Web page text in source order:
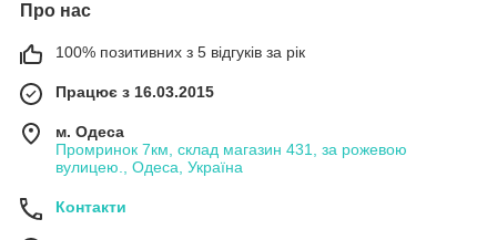
Про нас
100% позитивних з 5 відгуків за рік
Працює з 16.03.2015
м. Одеса
Промринок 7км, склад магазин 431, за рожевою
вулицею., Одеса, Україна
Контакти